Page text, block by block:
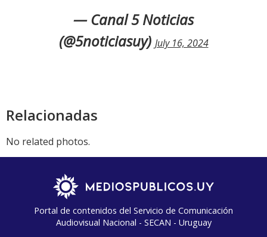
— Canal 5 Noticias
(@5noticiasuy) July 16, 2024
Relacionadas
No related photos.
Portal de contenidos del Servicio de Comunicación
Audiovisual Nacional - SECAN - Uruguay